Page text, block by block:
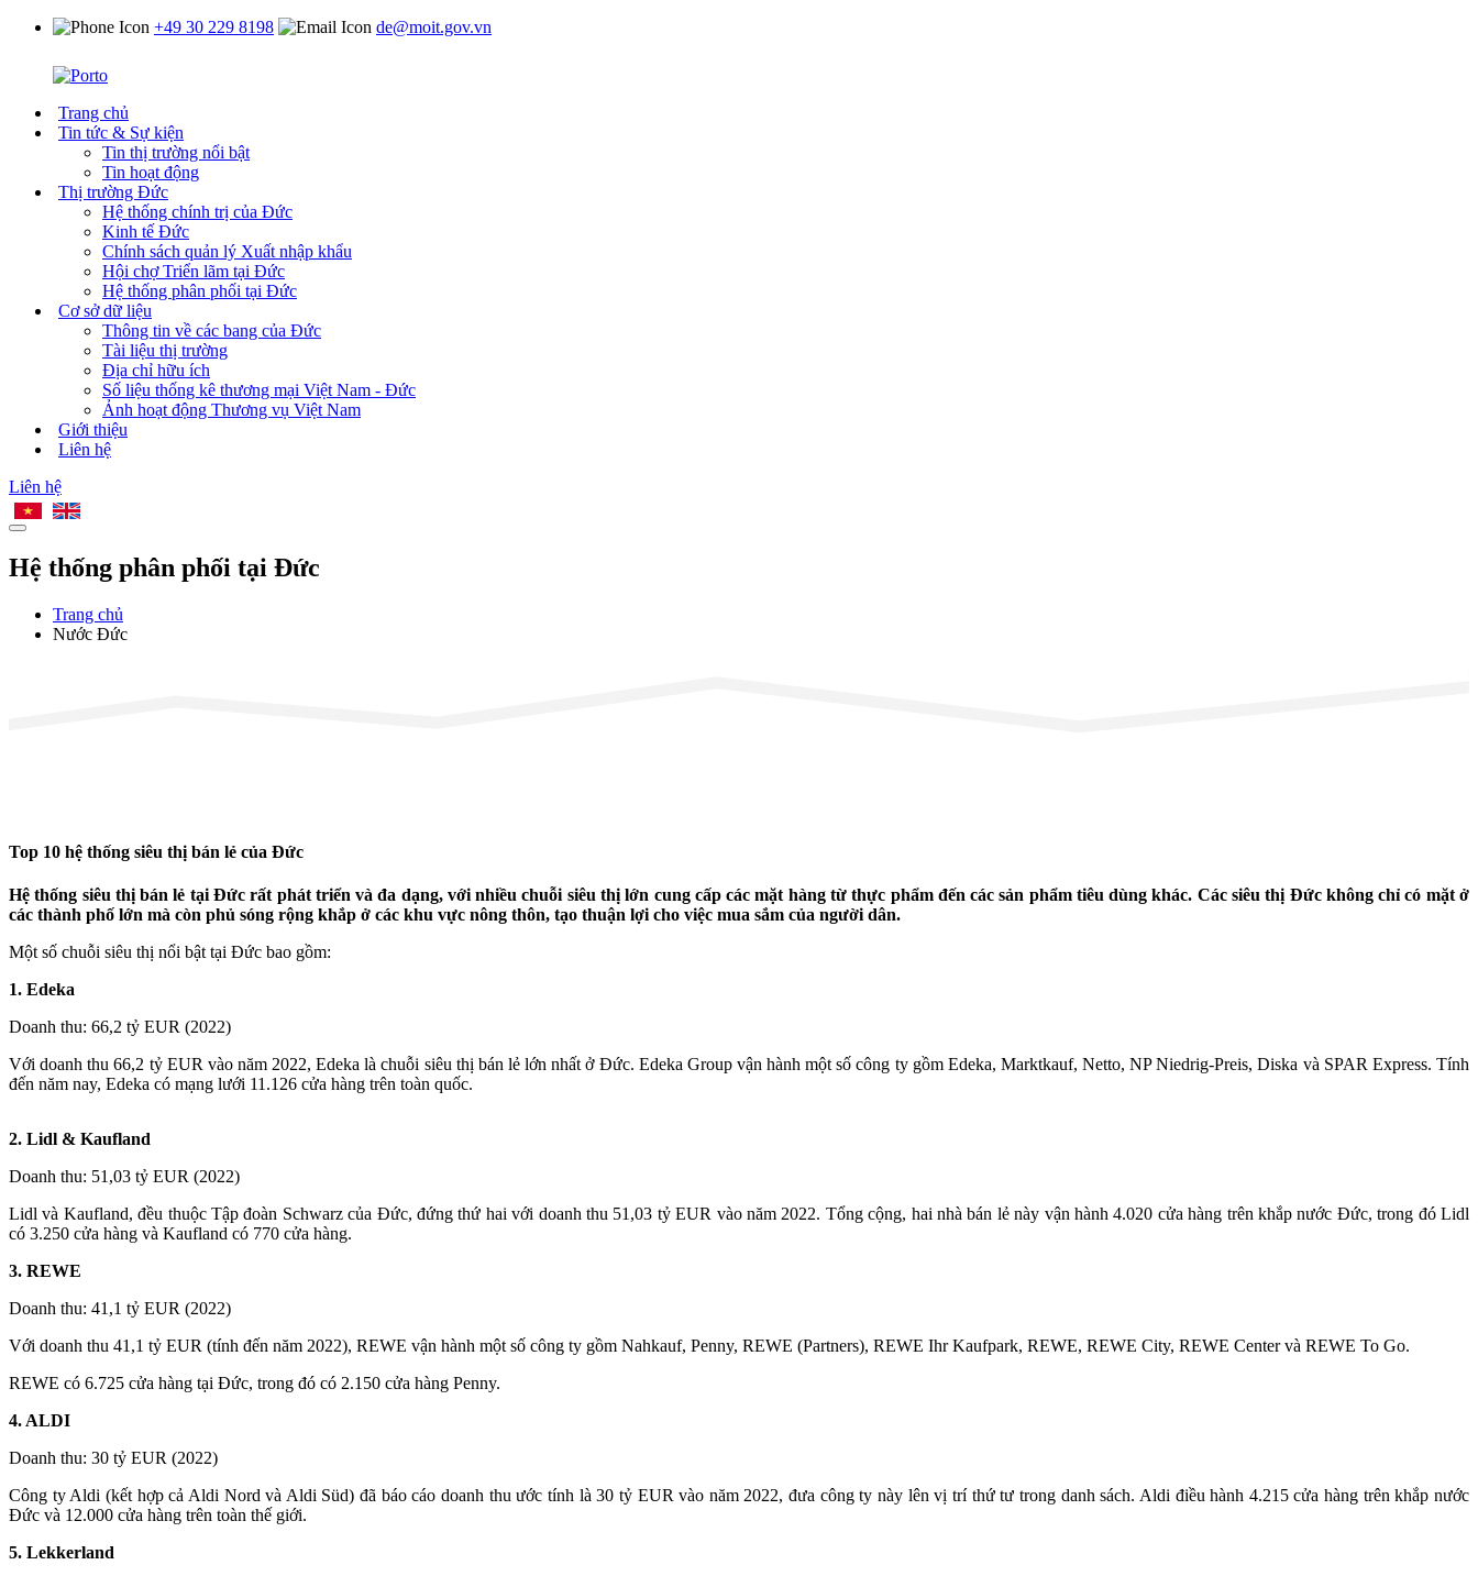
+49 30 229 8198 de@moit.gov.vn
Trang chủ
Tin tức & Sự kiện
Tin thị trường nổi bật
Tin hoạt động
Thị trường Đức
Hệ thống chính trị của Đức
Kinh tế Đức
Chính sách quản lý Xuất nhập khẩu
Hội chợ Triển lãm tại Đức
Hệ thống phân phối tại Đức
Cơ sở dữ liệu
Thông tin về các bang của Đức
Tài liệu thị trường
Địa chỉ hữu ích
Số liệu thống kê thương mại Việt Nam - Đức
Ảnh hoạt động Thương vụ Việt Nam
Giới thiệu
Liên hệ
Liên hệ
Hệ thống phân phối tại Đức
Trang chủ
Nước Đức
Top 10 hệ thống siêu thị bán lẻ của Đức
Hệ thống siêu thị bán lẻ tại Đức rất phát triển và đa dạng, với nhiều chuỗi siêu thị lớn cung cấp các mặt hàng từ thực phẩm đến các sản phẩm tiêu dùng khác. Các siêu thị Đức không chỉ có mặt ở
các thành phố lớn mà còn phủ sóng rộng khắp ở các khu vực nông thôn, tạo thuận lợi cho việc mua sắm của người dân.
Một số chuỗi siêu thị nổi bật tại Đức bao gồm:
1. Edeka
Doanh thu: 66,2 tỷ EUR (2022)
Với doanh thu 66,2 tỷ EUR vào năm 2022, Edeka là chuỗi siêu thị bán lẻ lớn nhất ở Đức. Edeka Group vận hành một số công ty gồm Edeka, Marktkauf, Netto, NP Niedrig-Preis, Diska và SPAR Express. Tính
đến năm nay, Edeka có mạng lưới 11.126 cửa hàng trên toàn quốc.
2. Lidl & Kaufland
Doanh thu: 51,03 tỷ EUR (2022)
Lidl và Kaufland, đều thuộc Tập đoàn Schwarz của Đức, đứng thứ hai với doanh thu 51,03 tỷ EUR vào năm 2022. Tổng cộng, hai nhà bán lẻ này vận hành 4.020 cửa hàng trên khắp nước Đức, trong đó Lidl
có 3.250 cửa hàng và Kaufland có 770 cửa hàng.
3. REWE
Doanh thu: 41,1 tỷ EUR (2022)
Với doanh thu 41,1 tỷ EUR (tính đến năm 2022), REWE vận hành một số công ty gồm Nahkauf, Penny, REWE (Partners), REWE Ihr Kaufpark, REWE, REWE City, REWE Center và REWE To Go.
REWE có 6.725 cửa hàng tại Đức, trong đó có 2.150 cửa hàng Penny.
4. ALDI
Doanh thu: 30 tỷ EUR (2022)
Công ty Aldi (kết hợp cả Aldi Nord và Aldi Süd) đã báo cáo doanh thu ước tính là 30 tỷ EUR vào năm 2022, đưa công ty này lên vị trí thứ tư trong danh sách. Aldi điều hành 4.215 cửa hàng trên khắp nước
Đức và 12.000 cửa hàng trên toàn thế giới.
5. Lekkerland